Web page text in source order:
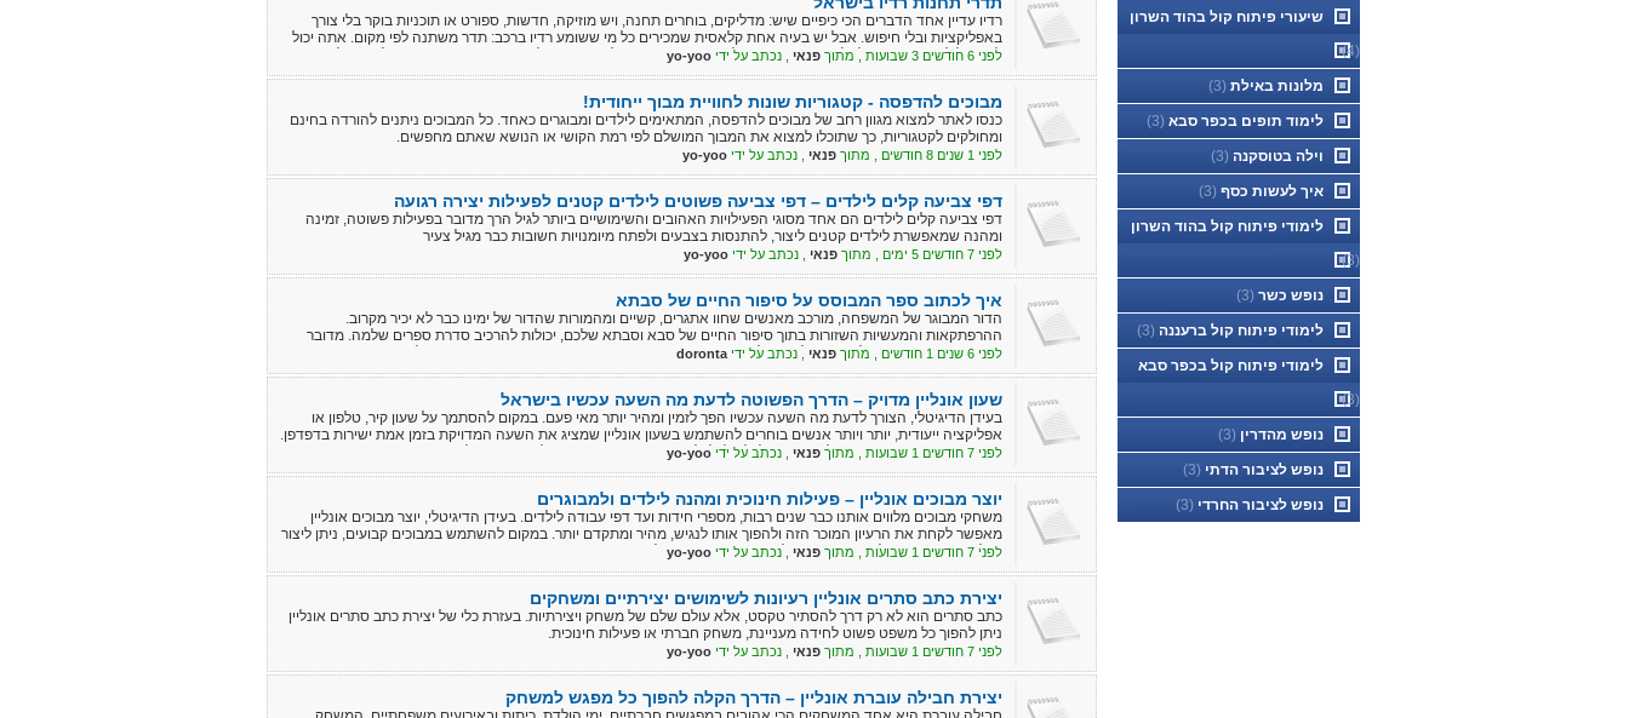
שיעורי פיתוח קול בהוד השרון
(4)
מלונות באילת (3)
לימוד תופים בכפר סבא (3)
וילה בטוסקנה (3)
איך לעשות כסף (3)
לימודי פיתוח קול בהוד השרון
(3)
נופש כשר (3)
לימודי פיתוח קול ברעננה (3)
לימודי פיתוח קול בכפר סבא
(3)
נופש מהדרין (3)
נופש לציבור הדתי (3)
נופש לציבור החרדי (3)
רדיו עדיין אחד הדברים הכי כיפיים שיש: מדליקים, בוחרים תחנה, ויש מוזיקה, חדשות, ספורט או תוכניות בוקר בלי צורך
באפליקציות ובלי חיפוש. אבל יש בעיה אחת קלאסית שמכירים כל מי ששומע רדיו ברכב: תדר משתנה לפי מקום. אתה יכול
להתרגל לתדר מסוים של גלצ, ואז כשנכנסים לאזור אחר בארץ הקליטה יורדת. לכן עמוד תדרי רדיו בישראל הוא כלי סופר
שימושי לכל מי שרוצה רשימת תדרים מסודרת, טבלת תדרים רדיו FM לפי אזורים, ואפשרות למצוא תדר גלגלצ או תדר גלצ
לפני 6 חודשים 3 שבועות , מתוך פנאי , נכתב על ידי yo-yoo
מבוכים להדפסה - קטגוריות שונות לחוויית מבוך ייחודית!
כנסו לאתר למצוא מגוון רחב של מבוכים להדפסה, המתאימים לילדים ומבוגרים כאחד. כל המבוכים ניתנים להורדה בחינם
ומחולקים לקטגוריות, כך שתוכלו למצוא את המבוך המושלם לפי רמת הקושי או הנושא שאתם מחפשים.
לפני 1 שנים 8 חודשים , מתוך פנאי , נכתב על ידי yo-yoo
דפי צביעה קלים לילדים – דפי צביעה פשוטים לילדים קטנים לפעילות יצירה רגועה
דפי צביעה קלים לילדים הם אחד מסוגי הפעילויות האהובים והשימושיים ביותר לגיל הרך מדובר בפעילות פשוטה, זמינה
ומהנה שמאפשרת לילדים קטנים ליצור, להתנסות בצבעים ולפתח מיומנויות חשובות כבר מגיל צעיר
לפני 7 חודשים 5 ימים , מתוך פנאי , נכתב על ידי yo-yoo
איך לכתוב ספר המבוסס על סיפור החיים של סבתא
הדור המבוגר של המשפחה, מורכב מאנשים שחוו אתגרים, קשיים ומהמורות שהדור של ימינו כבר לא יכיר מקרוב.
ההרפתקאות והמעשיות השזורות בתוך סיפור החיים של סבא וסבתא שלכם, יכולות להרכיב סדרת ספרים שלמה. מדובר
באנשים שרק משוועים להעביר הלאה, אל הצאצאים, את הידע והניסיון הרב שצברו – אך מתקשים לעשות זאת באופן
שיהיה באמת נגיש לצעירים. כתיבת ספר שיתבסס על קורות חייהם של ראשי המשפחה, יכולה להיות מתנה נפלאה ומרגשת
לפני 6 שנים 1 חודשים , מתוך פנאי , נכתב על ידי doronta
שעון אונליין מדויק – הדרך הפשוטה לדעת מה השעה עכשיו בישראל
בעידן הדיגיטלי, הצורך לדעת מה השעה עכשיו הפך לזמין ומהיר יותר מאי פעם. במקום להסתמך על שעון קיר, טלפון או
אפליקציה ייעודית, יותר ויותר אנשים בוחרים להשתמש בשעון אונליין שמציג את השעה המדויקת בזמן אמת ישירות בדפדפן.
מדובר בפתרון נוח, פשוט ויעיל שמתאים לכל גיל ולכל צורך – בבית, בעבודה, בלימודים ואפילו בשימוש משפחתי.
לפני 7 חודשים 1 שבועות , מתוך פנאי , נכתב על ידי yo-yoo
יוצר מבוכים אונליין – פעילות חינוכית ומהנה לילדים ולמבוגרים
משחקי מבוכים מלווים אותנו כבר שנים רבות, מספרי חידות ועד דפי עבודה לילדים. בעידן הדיגיטלי, יוצר מבוכים אונליין
מאפשר לקחת את הרעיון המוכר הזה ולהפוך אותו לנגיש, מהיר ומתקדם יותר. במקום להשתמש במבוכים קבועים, ניתן ליצור
בכל רגע מבוך חדש לגמרי, המותאם לרמת הקושי הרצויה ולמטרת השימוש.
לפני 7 חודשים 1 שבועות , מתוך פנאי , נכתב על ידי yo-yoo
יצירת כתב סתרים אונליין רעיונות לשימושים יצירתיים ומשחקים
כתב סתרים הוא לא רק דרך להסתיר טקסט, אלא עולם שלם של משחק ויצירתיות. בעזרת כלי של יצירת כתב סתרים אונליין
ניתן להפוך כל משפט פשוט לחידה מעניינת, משחק חברתי או פעילות חינוכית.
לפני 7 חודשים 1 שבועות , מתוך פנאי , נכתב על ידי yo-yoo
יצירת חבילה עוברת אונליין – הדרך הקלה להפוך כל מפגש למשחק